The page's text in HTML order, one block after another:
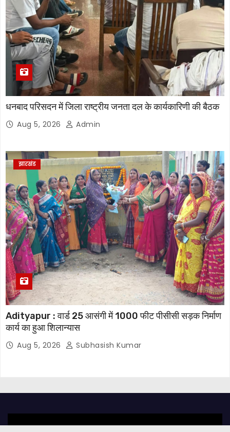
धनबाद परिसदन में जिला राष्ट्रीय जनता दल के कार्यकारिणी की बैठक
Aug 5, 2026 Admin
झारखंड
Adityapur : वार्ड 25 आसंगी में 1000 फीट पीसीसी सड़क निर्माण
कार्य का हुआ शिलान्यास
Aug 5, 2026 Subhasish Kumar